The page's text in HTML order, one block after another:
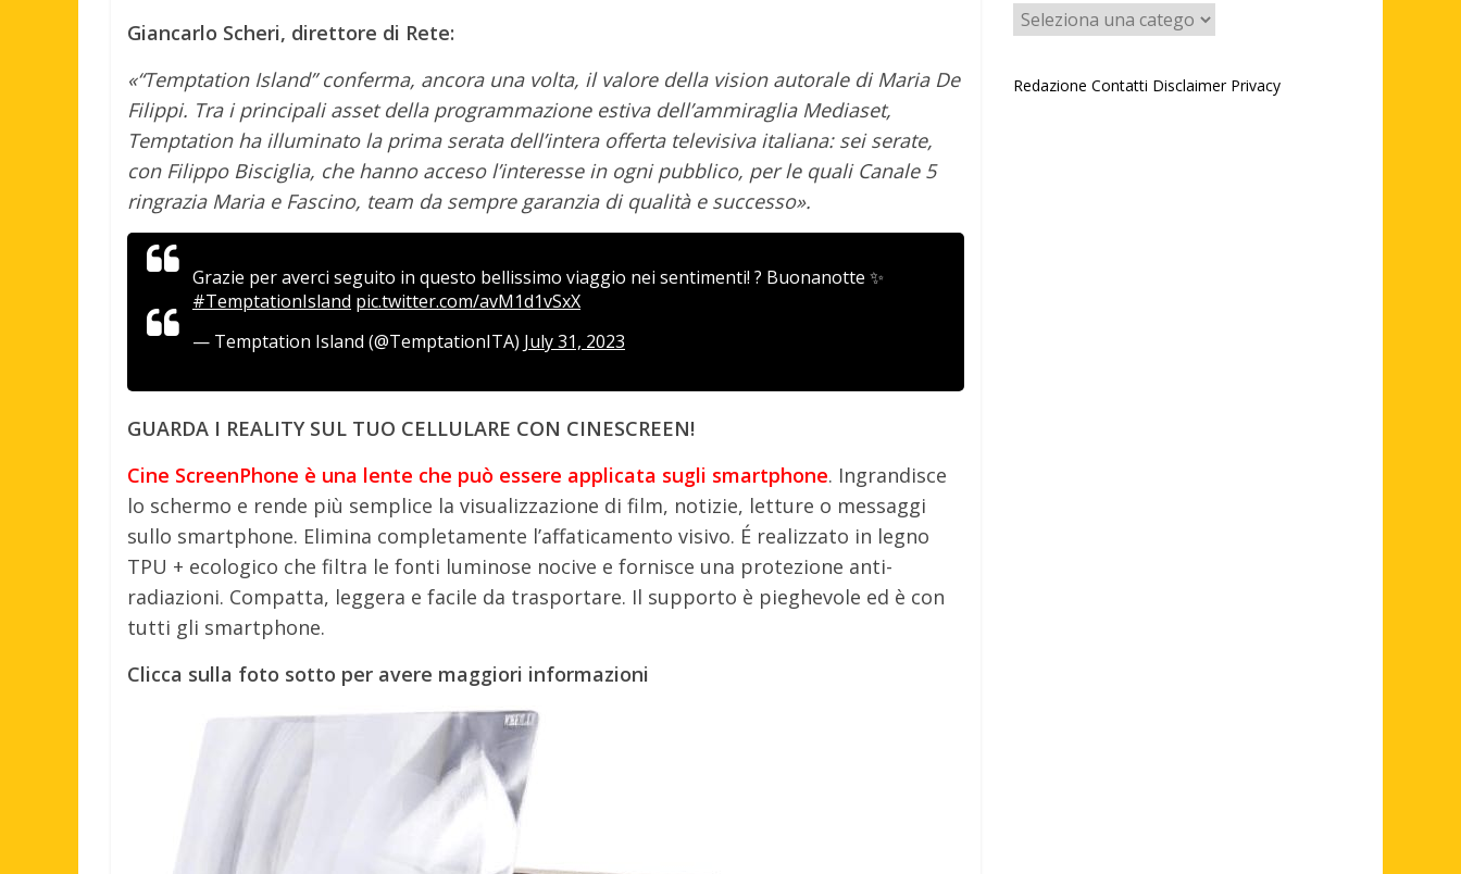
Giancarlo Scheri, direttore di Rete:
«“Temptation Island” conferma, ancora una volta, il valore della vision autorale di Maria De
Filippi. Tra i principali asset della programmazione estiva dell’ammiraglia Mediaset,
Temptation ha illuminato la prima serata dell’intera offerta televisiva italiana: sei serate,
con Filippo Bisciglia, che hanno acceso l’interesse in ogni pubblico, per le quali Canale 5
ringrazia Maria e Fascino, team da sempre garanzia di qualità e successo».
Grazie per averci seguito in questo bellissimo viaggio nei sentimenti! ? Buonanotte ✨
#TemptationIsland pic.twitter.com/avM1d1vSxX
— Temptation Island (@TemptationITA) July 31, 2023
GUARDA I REALITY SUL TUO CELLULARE CON CINESCREEN!
Cine ScreenPhone è una lente che può essere applicata sugli smartphone. Ingrandisce
lo schermo e rende più semplice la visualizzazione di film, notizie, letture o messaggi
sullo smartphone. Elimina completamente l’affaticamento visivo. É realizzato in legno
TPU + ecologico che filtra le fonti luminose nocive e fornisce una protezione anti-
radiazioni. Compatta, leggera e facile da trasportare. Il supporto è pieghevole ed è con
tutti gli smartphone.
Clicca sulla foto sotto per avere maggiori informazioni
Categorie
Redazione Contatti Disclaimer Privacy